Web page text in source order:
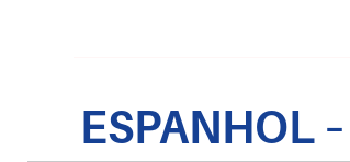
ESPANHOL